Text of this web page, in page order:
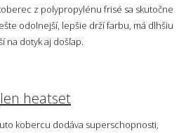
z polypropylénu frisé sa skutočne
odolnejší, lepšie drží farbu, má dlhšiu
na dotyk aj došľap.
heatset
kobercu dodáva superschopnosti,